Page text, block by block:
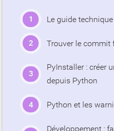
Le guide
Trouver le commit
PyInstaller : créer
depuis Python
Python et les
Développement :